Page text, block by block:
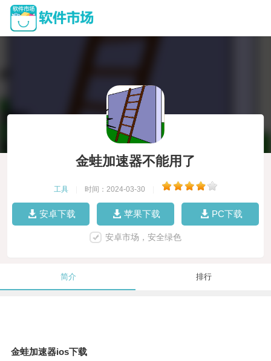
金蛙加速器不能用了
工具 时间：2024-03-30
安卓下载 苹果下载 PC下载
安卓市场，安全绿色
简介 排行
金蛙加速器ios下载